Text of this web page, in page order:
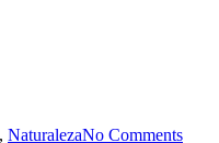
, NaturalezaNo Comments